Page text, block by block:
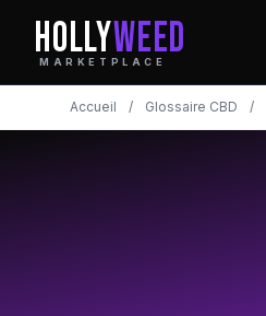
HOLLYWEED
MARKETPLACE
Accueil / Glossaire CBD /